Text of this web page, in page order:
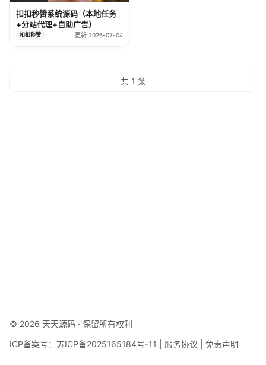
扣扣秒赞系统源码（本地任务
+分站代理+自助广告）
扣扣秒赞 更新 2026-07-04
共 1 条
© 2026 天天源码 · 保留所有权利
ICP备案号： 苏ICP备2025165184号-11 服务协议 免责声明